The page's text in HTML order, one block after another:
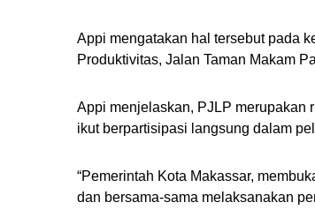
Appi mengatakan hal tersebut pada
Produktivitas, Jalan Taman Makam
Appi menjelaskan, PJLP merupakan
ikut berpartisipasi langsung dalam
“Pemerintah Kota Makassar,
dan bersama-sama melaksanakan